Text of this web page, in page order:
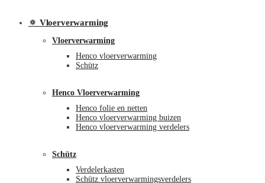
🔅 Vloerverwarming
Vloerverwarming
Henco vloerverwarming
Schütz
Henco Vloerverwarming
Henco folie en netten
Henco vloerverwarming buizen
Henco vloerverwarming verdelers
Schütz
Verdelerkasten
Schütz vloerverwarmingsverdelers